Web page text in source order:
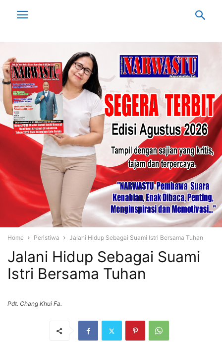
Home Peristiwa Jalani Hidup Sebagai Suami Istri Bersama Tuhan
Jalani Hidup Sebagai Suami
Istri Bersama Tuhan
Pdt. Chang Khui Fa.